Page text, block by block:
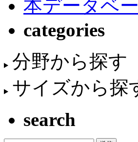
本データベ
categories
分野から探す
サイズから探
search